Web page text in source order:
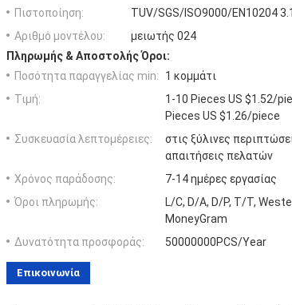
Πιστοποίηση:
TUV/SGS/ISO9000/EN10204
Αριθμό μοντέλου:
μειωτής 024
Πληρωμής & Αποστολής Όροι:
Ποσότητα παραγγελίας min:
1 κομμάτι
Τιμή:
1-10 Pieces US $1.52/
Pieces US $1.26/piece
Συσκευασία λεπτομέρειες:
στις ξύλινες
απαιτήσεις πελατών
Χρόνος παράδοσης:
7-14 ημέρες εργασίας
Όροι πληρωμής:
L/C, D/A, D/P, T/T,
MoneyGram
Δυνατότητα προσφοράς:
50000000PCS/Year
Επικοινωνία